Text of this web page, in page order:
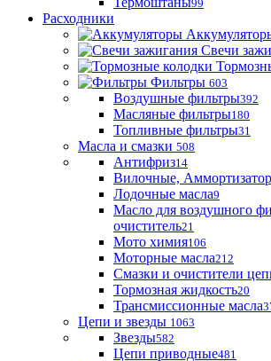
99
Расходники
Свечи
Фильтры 603
Воздушные фильтры392
Масляные фильтры180
Топливные фильтры31
Масла и смазки 508
Антифриз14
Вилочные,
Лодочные масла9
Масло для воздушного
очиститель21
Мото химия106
Моторные масла212
Смазки и очистители
Тормозная жидкость20
Трансмиссионные масла
Цепи и звезды 1063
Звезды582
Цепи приводные481